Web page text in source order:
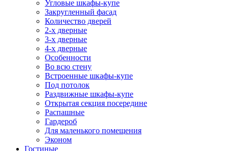
Угловые шкафы-купе
Закругленный фасад
Количество дверей
2-х дверные
3-х дверные
4-х дверные
Особенности
Во всю стену
Встроенные шкафы-купе
Под потолок
Раздвижные шкафы-купе
Открытая секция посередине
Распашные
Гардероб
Для маленького помещения
Эконом
Гостиные